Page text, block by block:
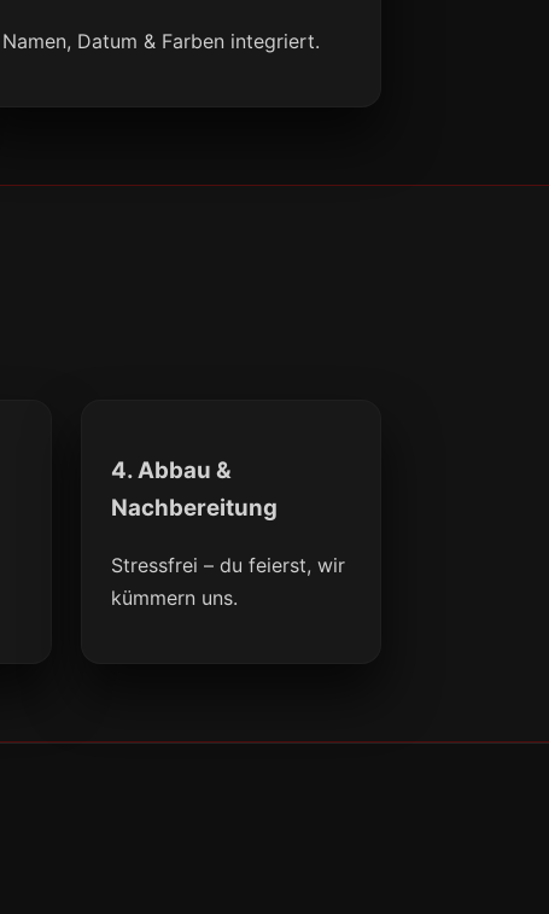
Namen, Datum & Farben integriert.
4. Abbau &
Nachbereitung
Stressfrei – du feierst, wir
kümmern uns.